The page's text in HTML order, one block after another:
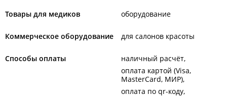
Товары для медиков оборудование
Коммерческое оборудование для салонов красоты
Способы оплаты
наличный расчёт
оплата картой (Visa,
MasterCard, МИР)
оплата по qr-коду